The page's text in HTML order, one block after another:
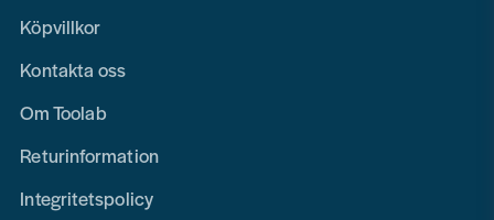
Köpvillkor
Kontakta oss
Om Toolab
Returinformation
Integritetspolicy